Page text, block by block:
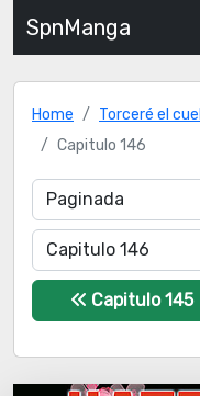
SpnManga
Home
Torceré el
Capitulo 146
Capitulo 145